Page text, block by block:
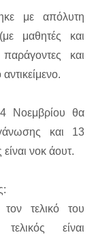
με απόλυτη
μαθητές και
και
Νοεμβρίου θα
και 13
νοκ άουτ.
τελικό του
είναι